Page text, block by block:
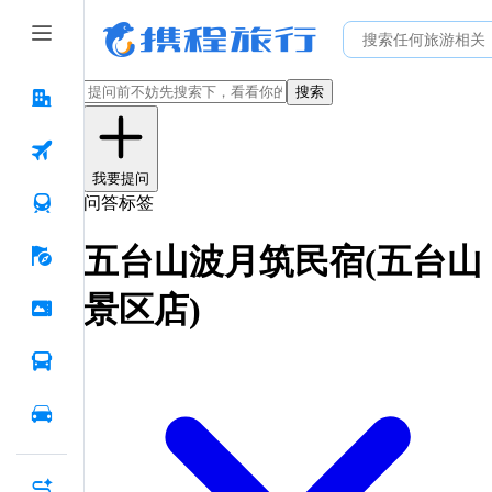
搜索
我要提问
问答标签
五台山波月筑民宿(五台山
景区店)